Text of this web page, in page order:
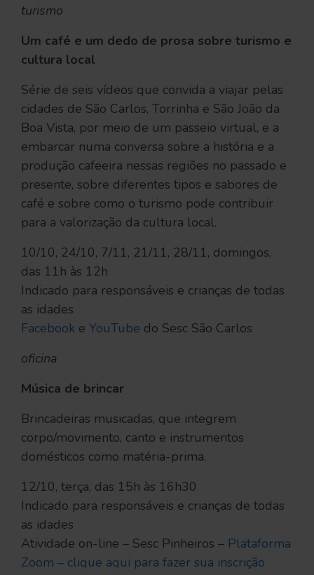
turismo
Um café e um dedo de prosa sobre turismo e
cultura local
Série de seis vídeos que convida a viajar pelas
cidades de São Carlos, Torrinha e São João da
Boa Vista, por meio de um passeio virtual, e a
embarcar numa conversa sobre a história e a
produção cafeeira nessas regiões no passado e
presente, sobre diferentes tipos e sabores de
café e sobre como o turismo pode contribuir
para a valorização da cultura local.
10/10, 24/10, 7/11, 21/11, 28/11, domingos,
das 11h às 12h
Indicado para responsáveis e crianças de todas
as idades
Facebook e YouTube do Sesc São Carlos
oficina
Música de brincar
Brincadeiras musicadas, que integrem
corpo/movimento, canto e instrumentos
domésticos como matéria-prima.
12/10, terça, das 15h às 16h30
Indicado para responsáveis e crianças de todas
as idades
Atividade on-line – Sesc Pinheiros – Plataforma
Zoom – clique aqui para fazer sua inscrição